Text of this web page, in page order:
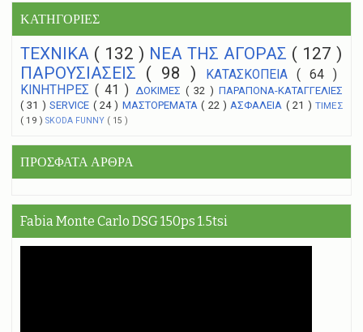
ΚΑΤΗΓΟΡΙΕΣ
ΤΕΧΝΙΚΑ ( 132 ) NEA THΣ ΑΓΟΡΑΣ ( 127 )
ΠΑΡΟΥΣΙΑΣΕΙΣ ( 98 ) ΚΑΤΑΣΚΟΠΕΙΑ ( 64 )
ΚΙΝΗΤΗΡΕΣ( 41 ) ΔΟΚΙΜΕΣ ( 32 ) ΠΑΡΑΠΟΝΑ-ΚΑΤΑΓΓΕΛΙΕΣ
( 31 )SERVICE ( 24 ) ΜΑΣΤΟΡΕΜΑΤΑ( 22 ) ΑΣΦΑΛΕΙΑ ( 21 )ΤΙΜΕΣ
( 19 ) SKODA FUNNY ( 15 )
ΠΡΟΣΦΑΤΑ ΑΡΘΡΑ
Fabia Monte Carlo DSG 150ps 1.5tsi